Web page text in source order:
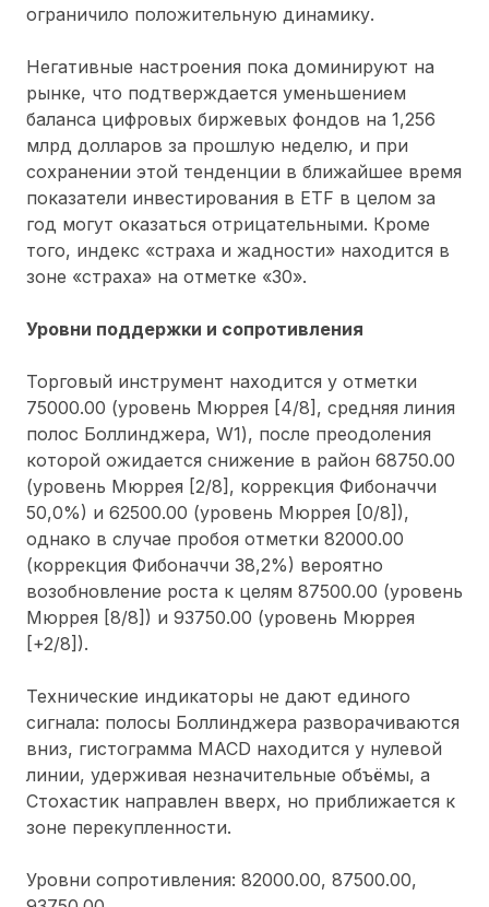
ограничило положительную динамику.
Негативные настроения пока доминируют на
рынке, что подтверждается уменьшением
баланса цифровых биржевых фондов на 1,256
млрд долларов за прошлую неделю, и при
сохранении этой тенденции в ближайшее время
показатели инвестирования в ETF в целом за
год могут оказаться отрицательными. Кроме
того, индекс «страха и жадности» находится в
зоне «страха» на отметке «30».
Уровни поддержки и сопротивления
Торговый инструмент находится у отметки
75000.00 (уровень Мюррея [4/8], средняя линия
полос Боллинджера, W1), после преодоления
которой ожидается снижение в район 68750.00
(уровень Мюррея [2/8], коррекция Фибоначчи
50,0%) и 62500.00 (уровень Мюррея [0/8]),
однако в случае пробоя отметки 82000.00
(коррекция Фибоначчи 38,2%) вероятно
возобновление роста к целям 87500.00 (уровень
Мюррея [8/8]) и 93750.00 (уровень Мюррея
[+2/8]).
Технические индикаторы не дают единого
сигнала: полосы Боллинджера разворачиваются
вниз, гистограмма MACD находится у нулевой
линии, удерживая незначительные объёмы, а
Стохастик направлен вверх, но приближается к
зоне перекупленности.
Уровни сопротивления: 82000.00, 87500.00,